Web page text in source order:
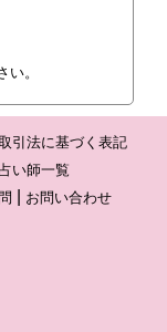
い。
引法に基づく表記
い師一覧
お問い合わせ